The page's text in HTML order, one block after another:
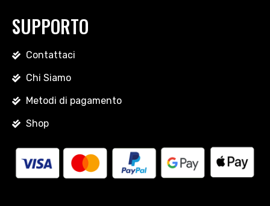
SUPPORTO
Contattaci
Chi Siamo
Metodi di pagamento
Shop